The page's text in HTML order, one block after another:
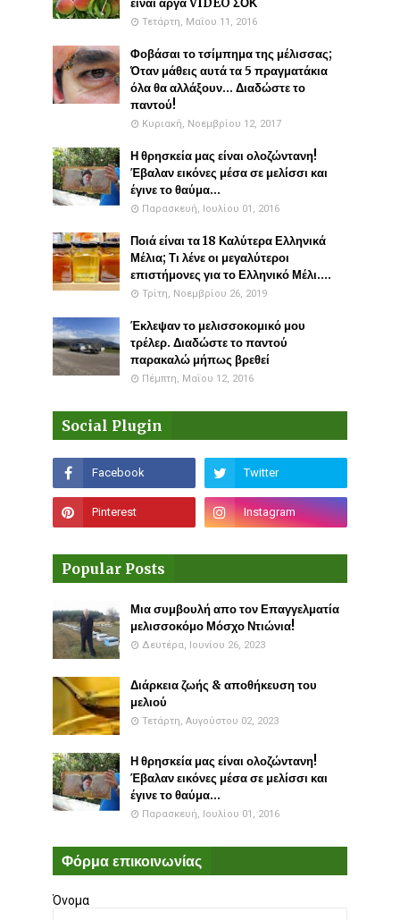
είναι αργά VIDEO ΣΟΚ
Τετάρτη, Μαΐου 11, 2016
Φοβάσαι το τσίμπημα της μέλισσας;
Όταν μάθεις αυτά τα 5 πραγματάκια
όλα θα αλλάξουν... Διαδώστε το
παντού!
Κυριακή, Νοεμβρίου 12, 2017
Η θρησκεία μας είναι ολοζώντανη!
Έβαλαν εικόνες μέσα σε μελίσσι και
έγινε το θαύμα...
Παρασκευή, Ιουλίου 01, 2016
Ποιά είναι τα 18 Καλύτερα Ελληνικά
Μέλια; Τι λένε οι μεγαλύτεροι
επιστήμονες για το Ελληνικό Μέλι....
Τρίτη, Νοεμβρίου 26, 2019
Έκλεψαν το μελισσοκομικό μου
τρέλερ. Διαδώστε το παντού
παρακαλώ μήπως βρεθεί
Πέμπτη, Μαΐου 12, 2016
Social Plugin
Popular Posts
Μια συμβουλή απο τον Επαγγελματία
μελισσοκόμο Μόσχο Ντιώνια!
Δευτέρα, Ιουνίου 26, 2023
Διάρκεια ζωής & αποθήκευση του
μελιού
Τετάρτη, Αυγούστου 02, 2023
Η θρησκεία μας είναι ολοζώντανη!
Έβαλαν εικόνες μέσα σε μελίσσι και
έγινε το θαύμα...
Παρασκευή, Ιουλίου 01, 2016
Φόρμα επικοινωνίας
Όνομα